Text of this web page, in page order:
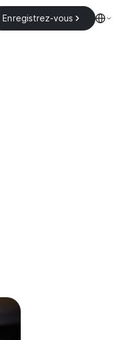
Enregistrez-vous